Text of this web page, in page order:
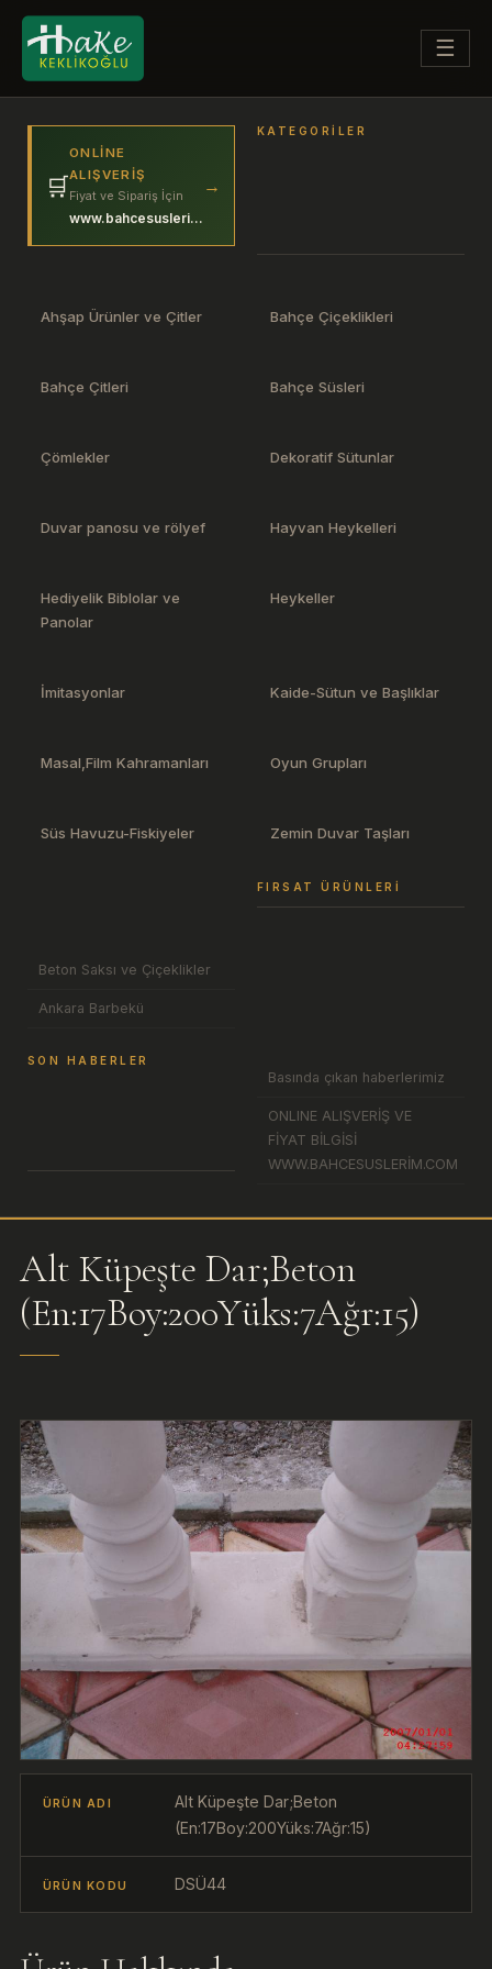
☰
🛒
ONLINE
ALIŞVERIŞ
Fiyat ve Sipariş İçin
www.bahcesuslerim.com
→
KATEGORILER
Ahşap Ürünler ve Çitler Bahçe Çiçeklikleri
Bahçe Çitleri Bahçe Süsleri
Çömlekler Dekoratif Sütunlar
Duvar panosu ve rölyef Hayvan Heykelleri
Hediyelik Biblolar ve
Panolar
Heykeller
İmitasyonlar Kaide-Sütun ve Başlıklar
Masal,Film Kahramanları Oyun Grupları
Süs Havuzu-Fiskiyeler Zemin Duvar Taşları
FIRSAT ÜRÜNLERI
Beton Saksı ve Çiçeklikler
Ankara Barbekü
SON HABERLER
Basında çıkan haberlerimiz
ONLINE ALIŞVERİŞ VE
FİYAT BİLGİSİ
WWW.BAHCESUSLERİM.COM
Alt Küpeşte Dar;Beton
(En:17Boy:200Yüks:7Ağr:15)
ÜRÜN ADI
Alt Küpeşte Dar;Beton
(En:17Boy:200Yüks:7Ağr:15)
ÜRÜN KODU DSÜ44